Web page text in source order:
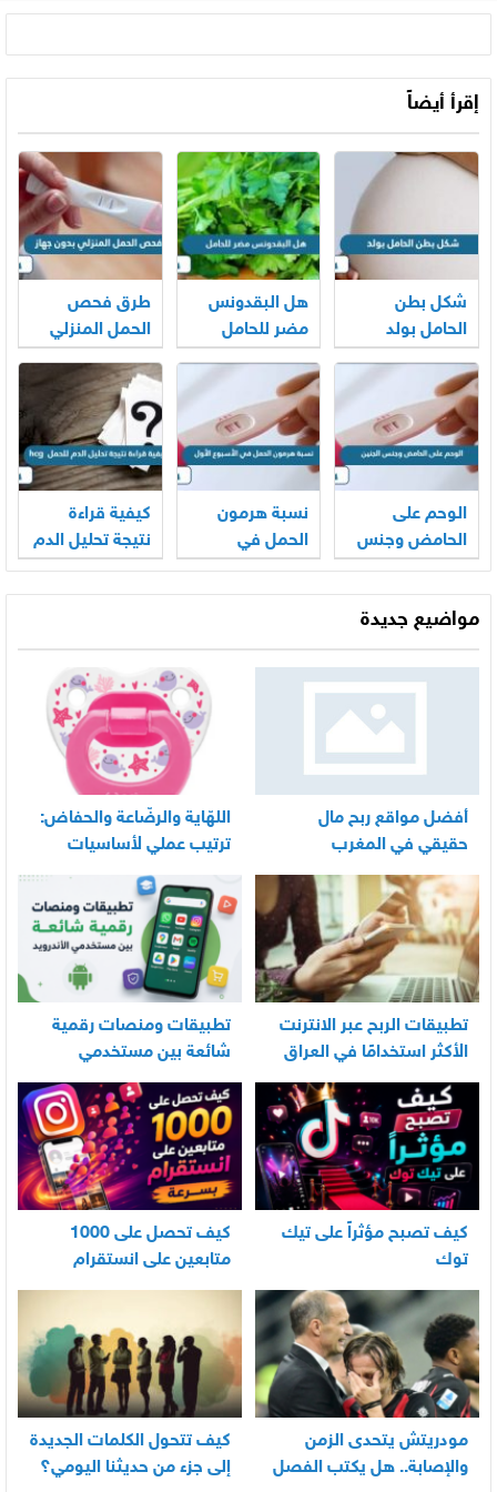
إقرأ أيضاً
شكل بطن
الحامل بولد
بالصور
هل البقدونس
مضر للحامل
طرق فحص
الحمل المنزلي
بدون جهاز
الوحم على
الحامض وجنس
الجنين
نسبة هرمون
الحمل في
الأسبوع الأول
كيفية قراءة
نتيجة تحليل الدم
للحمل hcg
مواضيع جديدة
أفضل مواقع ربح مال
حقيقي في المغرب
اللهّاية والرضّاعة والحفاض:
ترتيب عملي لأساسيات
العناية اليومية بالرضيع
تطبيقات الربح عبر الانترنت
الأكثر استخدامًا في العراق
تطبيقات ومنصات رقمية
شائعة بين مستخدمي
الأندرويد
كيف تصبح مؤثراً على تيك
توك
كيف تحصل على 1000
متابعين على انستقرام
بسرعة
مودريتش يتحدى الزمن
والإصابة.. هل يكتب الفصل
كيف تتحول الكلمات الجديدة
إلى جزء من حديثنا اليومي؟